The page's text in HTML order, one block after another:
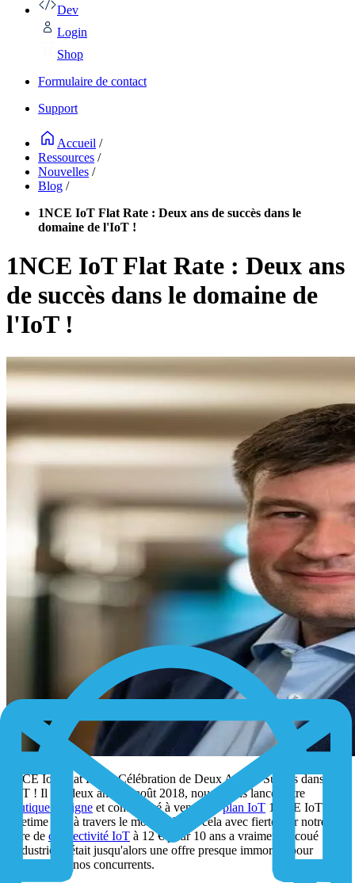
Dev
Login
Shop
Formulaire de contact
Support
Accueil /
Ressources /
Nouvelles /
Blog /
1NCE IoT Flat Rate : Deux ans de succès dans le
domaine de l'IoT !
1NCE IoT Flat Rate : Deux ans
de succès dans le domaine de
l'IoT !
1NCE IoT Flat Rate : Célébration de Deux Ans de Succès dans
l'IoT ! Il y a deux ans, en août 2018, nous avons lancé notre
boutique en ligne et commencé à vendre leplan IoT 1NCE IoT
Lifetime Flat à travers le monde. Je dis cela avec fierté, car notre
offre de connectivité IoT à 12 €pour 10 ans a vraiment secoué
l'industrie et était jusqu'alors une offre presque immorale pour
beaucoup de nos concurrents.